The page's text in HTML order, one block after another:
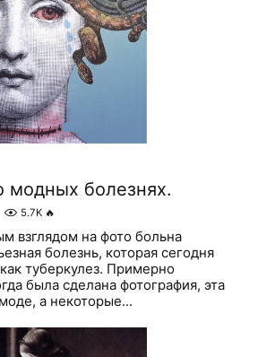
болезнях.
5.7K 🔥
взглядом на фото больна
болезнь, которая сегодня
туберкулез. Примерно
была сделана фотография, эта
а некоторые...